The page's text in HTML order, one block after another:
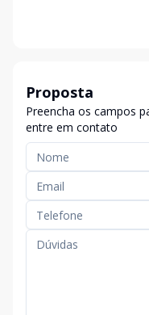
Proposta
Preencha os campos
entre em contato